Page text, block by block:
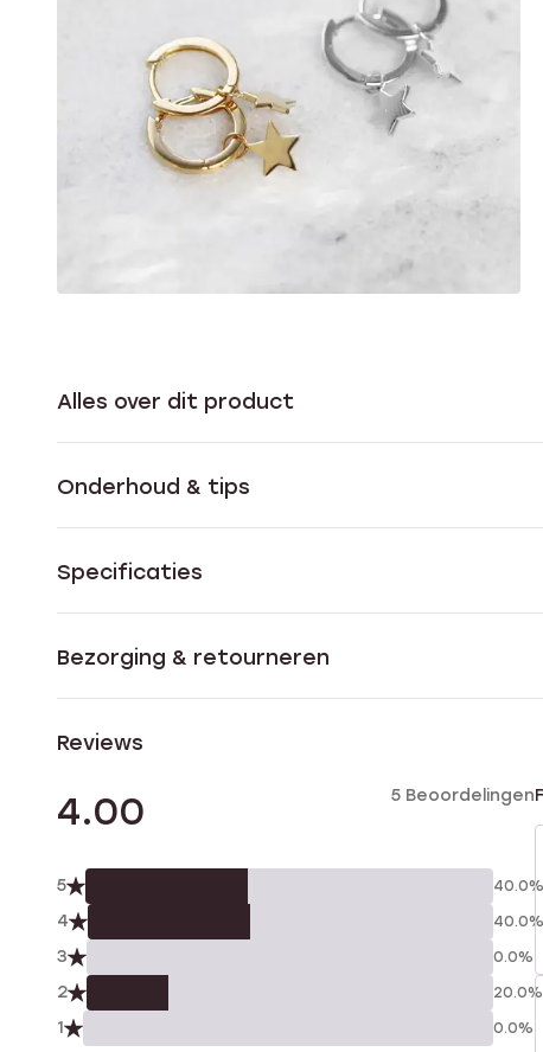
Alles over dit product
Onderhoud & tips
Specificaties
Bezorging & retourneren
Reviews
4.00 5 Beoordelingen
5 40.0%
4 40.0%
3 0.0%
2 20.0%
1 0.0%